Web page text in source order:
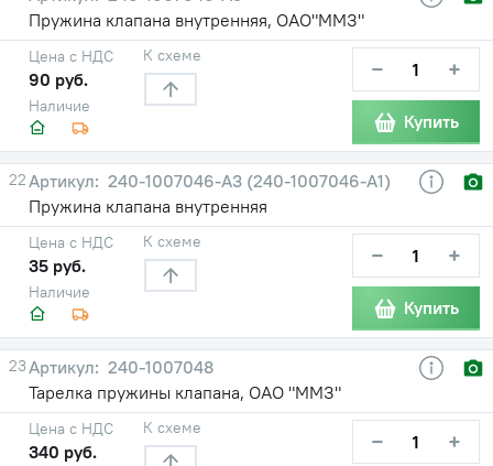
Пружина клапана внутренняя, ОАО"ММЗ"
Наличие
Цена с НДС
90 руб.
К схеме − +
Купить
22
240-1007046-А3 (240-1007046-А1)
Пружина клапана внутренняя
Наличие
Цена с НДС
35 руб.
К схеме − +
Купить
23
240-1007048
Тарелка пружины клапана, ОАО "ММЗ"
Цена с НДС
340 руб.
К схеме − +